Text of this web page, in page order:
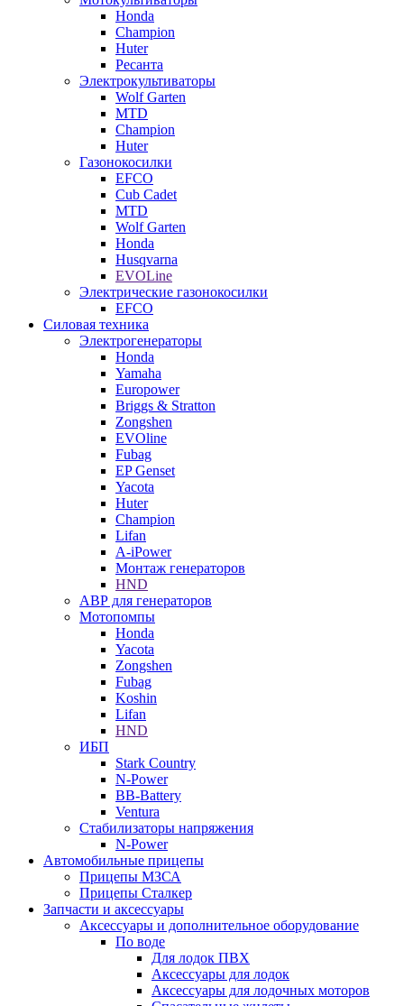
Honda
Champion
Huter
Ресанта
Электрокультиваторы
Wolf Garten
MTD
Champion
Huter
Газонокосилки
EFCO
Cub Cadet
MTD
Wolf Garten
Honda
Husqvarna
EVOLine
Электрические газонокосилки
EFCO
Силовая техника
Электрогенераторы
Honda
Yamaha
Europower
Briggs & Stratton
Zongshen
EVOline
Fubag
EP Genset
Yacota
Huter
Champion
Lifan
A-iPower
Монтаж генераторов
HND
АВР для генераторов
Мотопомпы
Honda
Yacota
Zongshen
Fubag
Koshin
Lifan
HND
ИБП
Stark Country
N-Power
BB-Battery
Ventura
Стабилизаторы напряжения
N-Power
Автомобильные прицепы
Прицепы МЗСА
Прицепы Сталкер
Запчасти и аксессуары
Аксессуары и дополнительное оборудование
По воде
Для лодок ПВХ
Аксессуары для лодок
Аксессуары для лодочных моторов